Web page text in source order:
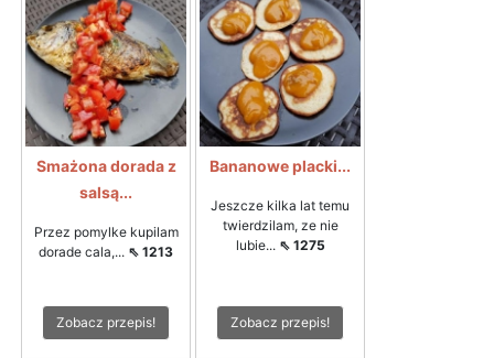
Smażona dorada z
salsą...
Przez pomylke kupilam
dorade cala,... ⇖ 1213
Zobacz przepis!
Bananowe placki...
Jeszcze kilka lat temu
twierdzilam, ze nie
lubie... ⇖ 1275
Zobacz przepis!